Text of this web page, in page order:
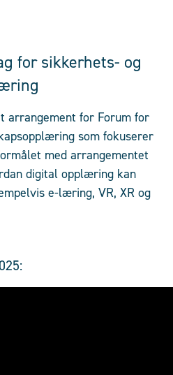
for sikkerhets- og
arrangement for Forum for
som fokuserer
med arrangementet
digital opplæring kan
e-læring, VR, XR og